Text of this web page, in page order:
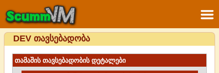
DEV თავსებადობა
თამაშის თავსებადობის დეტალები